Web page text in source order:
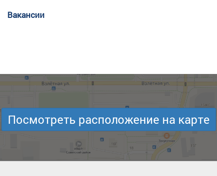
Вакансии
Посмотреть расположение на карте